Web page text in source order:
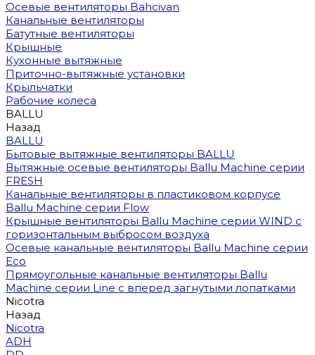
Осевые вентиляторы Bahcivan
Канальные вентиляторы
Батутные вентиляторы
Крышные
Кухонные вытяжные
Приточно-вытяжные установки
Крыльчатки
Рабочие колеса
BALLU
Назад
BALLU
Бытовые вытяжные вентиляторы BALLU
Вытяжные осевые вентиляторы Ballu Machine серии
FRESH
Канальные вентиляторы в пластиковом корпусе
Ballu Machine серии Flow
Крышные вентиляторы Ballu Machine серии WIND с
горизонтальным выбросом воздуха
Осевые канальные вентиляторы Ballu Machine серии
Eco
Прямоугольные канальные вентиляторы Ballu
Machine серии Line с вперед загнутыми лопатками
Nicotra
Назад
Nicotra
ADH